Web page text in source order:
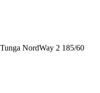
NordWay 2 185/60